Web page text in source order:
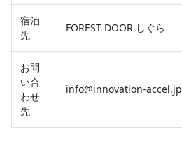
宿泊
先
FOREST DOOR しぐら
お問
い合
わせ
先
info@innovation-accel.jp